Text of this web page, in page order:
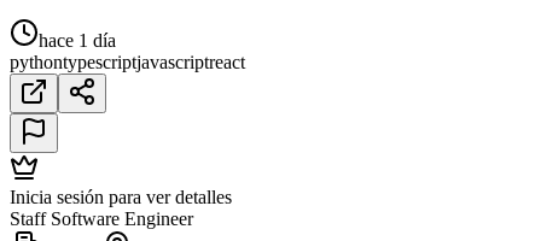
hace 1 día
pythontypescriptjavascriptreact
Inicia sesión para ver detalles
Staff Software Engineer